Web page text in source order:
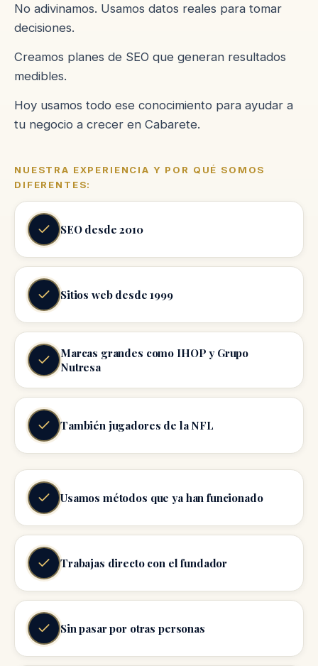
No adivinamos. Usamos datos reales para tomar
decisiones.
Creamos planes de SEO que generan resultados
medibles.
Hoy usamos todo ese conocimiento para ayudar a
tu negocio a crecer en Cabarete.
NUESTRA EXPERIENCIA Y POR QUÉ SOMOS
DIFERENTES:
SEO desde 2010
Sitios web desde 1999
Marcas grandes como IHOP y Grupo
Nutresa
También jugadores de la NFL
Usamos métodos que ya han funcionado
Trabajas directo con el fundador
Sin pasar por otras personas